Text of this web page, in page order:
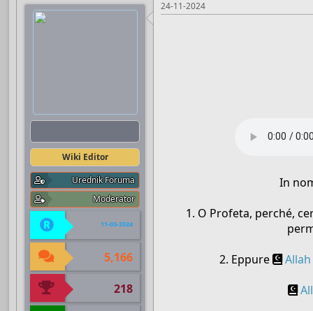
Wiki Editor
Urednik Foruma
Moderator
11-03-2024
5,166
218
24-11-2024
In
1. O Profeta, perché,
2. Eppure
Allah